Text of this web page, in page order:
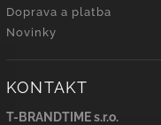
Doprava a platba
Novinky
KONTAKT
T-BRANDTIME s.r.o.